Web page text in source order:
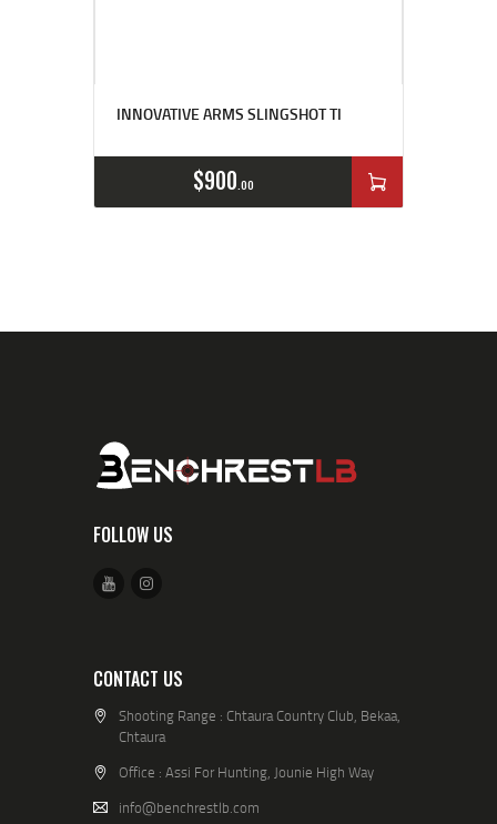
INNOVATIVE ARMS SLINGSHOT TI
$900 00
FOLLOW US
CONTACT US
Shooting Range : Chtaura Country Club, Bekaa,
Chtaura
Office : Assi For Hunting, Jounie High Way
info@benchrestlb.com